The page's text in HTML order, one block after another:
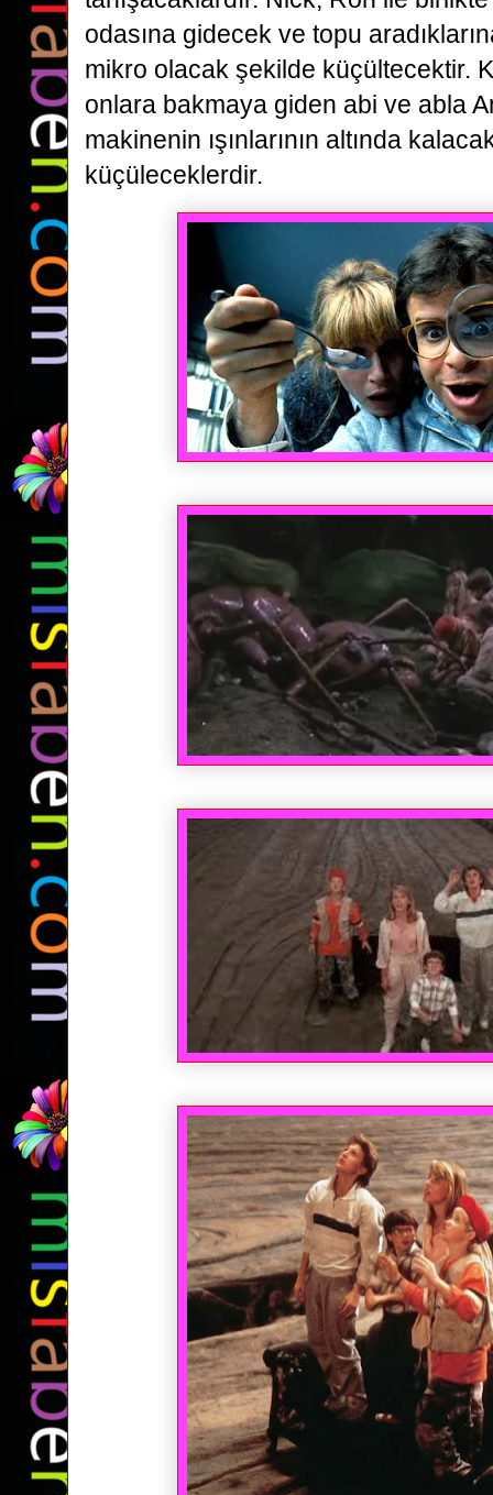
odasına gidecek ve topu
mikro olacak şekilde küçültecektir.
onlara bakmaya giden abi ve abla
makinenin ışınlarının altında
küçüleceklerdir.